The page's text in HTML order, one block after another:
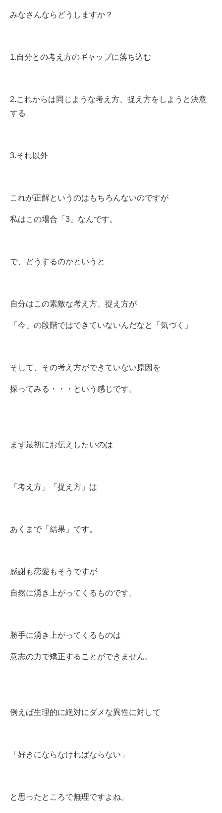
みなさんならどうしますか？
1.自分との考え方のギャップに落ち込む
2.これからは同じような考え方、捉え方をしようと決意
する
3.それ以外
これが正解というのはもちろんないのですが
私はこの場合「3」なんです。
で、どうするのかというと
自分はこの素敵な考え方、捉え方が
「今」の段階ではできていないんだなと「気づく」
そして、その考え方ができていない原因を
探ってみる・・・という感じです。
まず最初にお伝えしたいのは
「考え方」「捉え方」は
あくまで「結果」です。
感謝も恋愛もそうですが
自然に湧き上がってくるものです。
勝手に湧き上がってくるものは
意志の力で矯正することができません。
例えば生理的に絶対にダメな異性に対して
「好きにならなければならない」
と思ったところで無理ですよね。